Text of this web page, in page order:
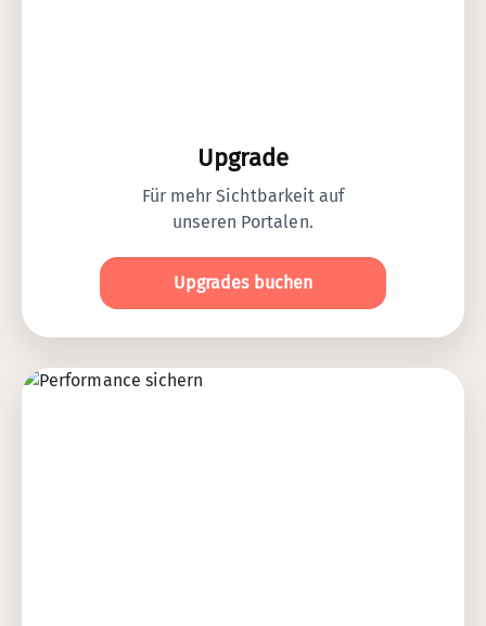
Upgrade
Für mehr Sichtbarkeit auf
unseren Portalen.
Upgrades buchen